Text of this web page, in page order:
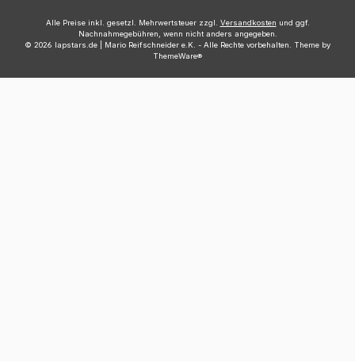
Alle Preise inkl. gesetzl. Mehrwertsteuer zzgl. Versandkosten und ggf.
Nachnahmegebühren, wenn nicht anders angegeben.
© 2026 lapstars.de | Mario Reifschneider e.K. - Alle Rechte vorbehalten. Theme by
ThemeWare®